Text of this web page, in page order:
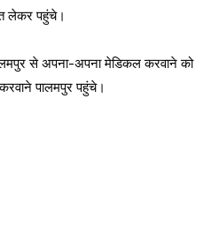
लेकर पहुंचे।
से अपना-अपना मेडिकल करवाने को
पालमपुर पहुंचे।